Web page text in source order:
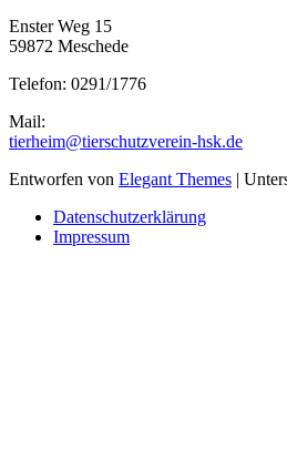
Enster Weg 15
59872 Meschede
Telefon: 0291/1776
Mail:
tierheim@tierschutzverein-hsk.de
Entworfen von Elegant Themes |
Datenschutzerklärung
Impressum